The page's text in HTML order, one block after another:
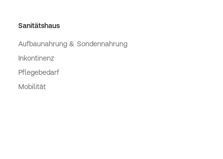
Sanitätshaus
Aufbaunahrung & Sondennahrung
Inkontinenz
Pflegebedarf
Mobilität